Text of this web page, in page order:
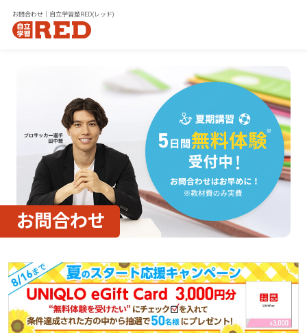
お問合わせ｜自立学習塾RED(レッド)
お問合わせ